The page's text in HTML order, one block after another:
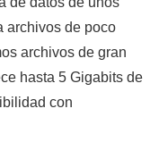
archivos de poco
archivos de gran
hasta 5 Gigabits de
con